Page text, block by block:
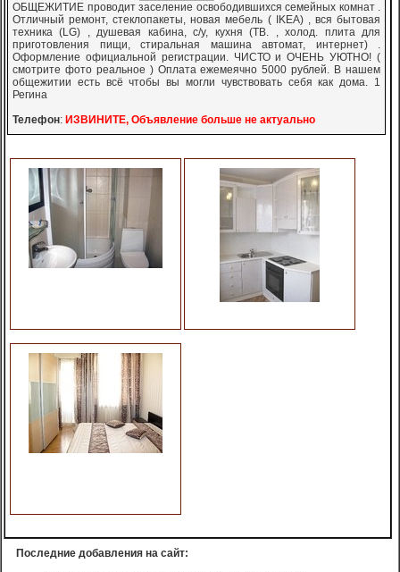
ОБЩЕЖИТИЕ проводит заселение освободившихся семейных комнат .
Отличный ремонт, стеклопакеты, новая мебель ( IKEA) , вся бытовая
техника (LG) , душевая кабина, с/у, кухня (ТВ. , холод. плита для
приготовления пищи, стиральная машина автомат, интернет) .
Оформление официальной регистрации. ЧИСТО и ОЧЕНЬ УЮТНО! (
смотрите фото реальное ) Оплата ежемеячно 5000 рублей. В нашем
общежитии есть всё чтобы вы могли чувствовать себя как дома. 1
Регина
Телефон: ИЗВИНИТЕ, Объявление больше не актуально
Последние добавления на сайт: